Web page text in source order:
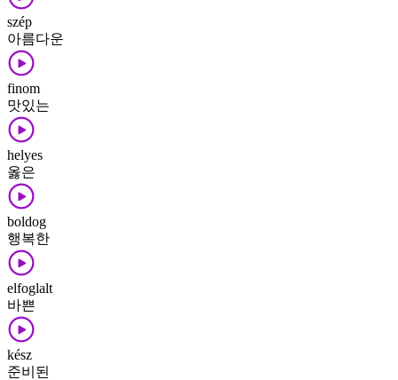
szép
아름다운
finom
맛있는
helyes
옳은
boldog
행복한
elfoglalt
바쁜
kész
준비된